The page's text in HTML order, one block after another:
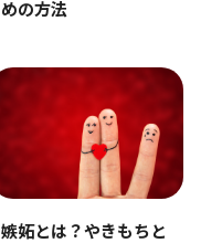
めの方法
嫉妬とは？やきもちと